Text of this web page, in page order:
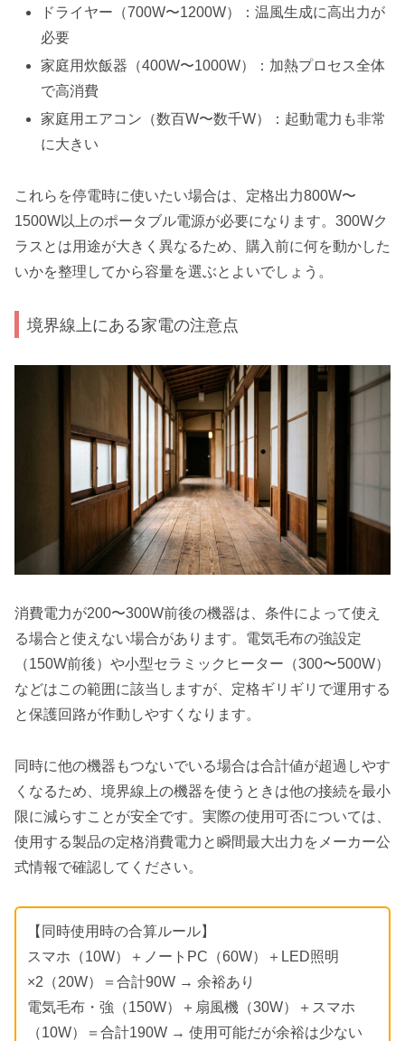
ドライヤー（700W〜1200W）：温風生成に高出力が
必要
家庭用炊飯器（400W〜1000W）：加熱プロセス全体
で高消費
家庭用エアコン（数百W〜数千W）：起動電力も非常
に大きい
これらを停電時に使いたい場合は、定格出力800W〜
1500W以上のポータブル電源が必要になります。300Wク
ラスとは用途が大きく異なるため、購入前に何を動かした
いかを整理してから容量を選ぶとよいでしょう。
境界線上にある家電の注意点
消費電力が200〜300W前後の機器は、条件によって使え
る場合と使えない場合があります。電気毛布の強設定
（150W前後）や小型セラミックヒーター（300〜500W）
などはこの範囲に該当しますが、定格ギリギリで運用する
と保護回路が作動しやすくなります。
同時に他の機器もつないでいる場合は合計値が超過しやす
くなるため、境界線上の機器を使うときは他の接続を最小
限に減らすことが安全です。実際の使用可否については、
使用する製品の定格消費電力と瞬間最大出力をメーカー公
式情報で確認してください。
【同時使用時の合算ルール】
スマホ（10W）＋ノートPC（60W）＋LED照明
×2（20W）＝合計90W → 余裕あり
電気毛布・強（150W）＋扇風機（30W）＋スマホ
（10W）＝合計190W → 使用可能だが余裕は少ない